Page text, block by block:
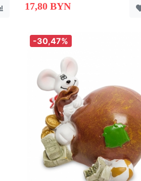
17,80 BYN
-30,47%